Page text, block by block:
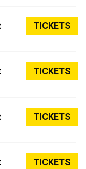
TICKETS
TICKETS
TICKETS
TICKETS